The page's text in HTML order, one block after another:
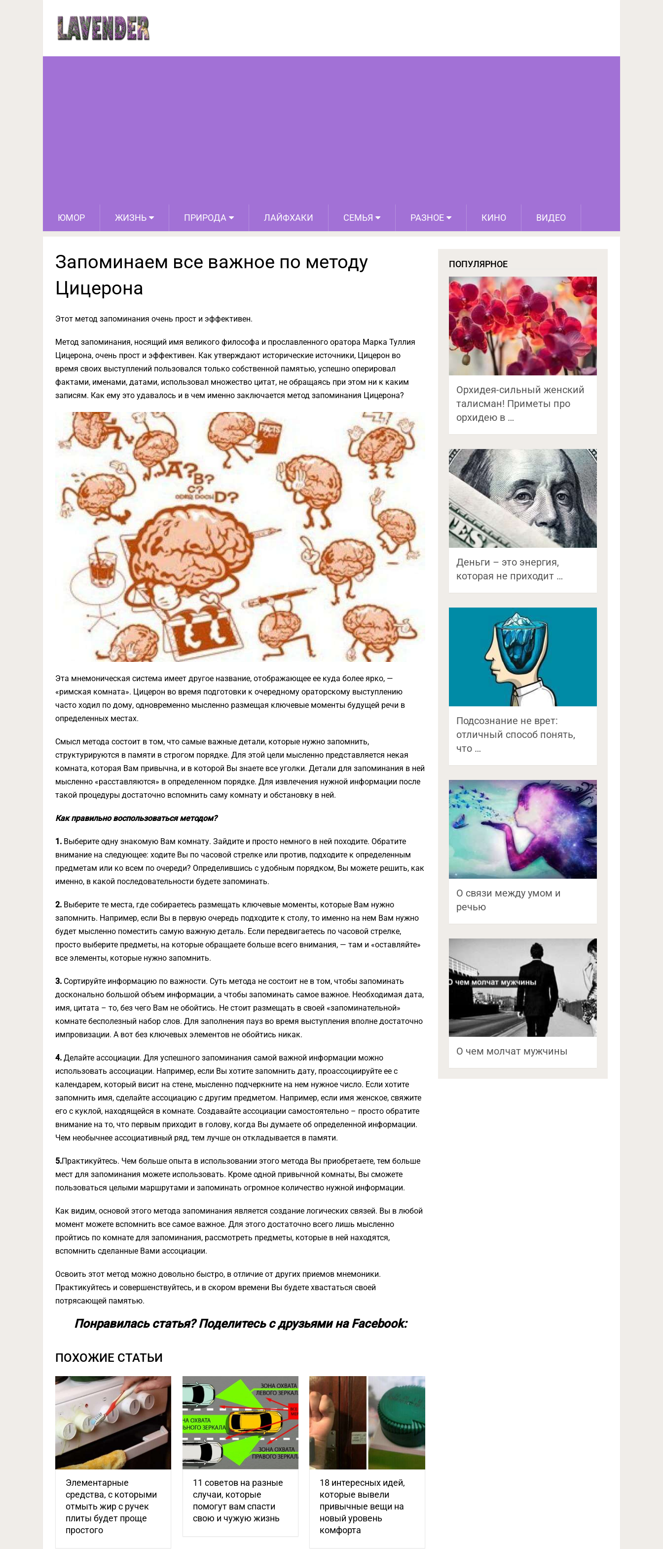
ЮМОР ЖИЗНЬ ПРИРОДА ЛАЙФХАКИ СЕМЬЯ РАЗНОЕ КИНО ВИДЕО
Запоминаем все важное по методу
Цицерона
Этот метод запоминания очень прост и эффективен.
Метод запоминания, носящий имя великого философа и прославленного оратора Марка Туллия
Цицерона, очень прост и эффективен. Как утверждают исторические источники, Цицерон во
время своих выступлений пользовался только собственной памятью, успешно оперировал
фактами, именами, датами, использовал множество цитат, не обращаясь при этом ни к каким
записям. Как ему это удавалось и в чем именно заключается метод запоминания Цицерона?
Эта мнемоническая система имеет другое название, отображающее ее куда более ярко, —
«римская комната». Цицерон во время подготовки к очередному ораторскому выступлению
часто ходил по дому, одновременно мысленно размещая ключевые моменты будущей речи в
определенных местах.
Смысл метода состоит в том, что самые важные детали, которые нужно запомнить,
структурируются в памяти в строгом порядке. Для этой цели мысленно представляется некая
комната, которая Вам привычна, и в которой Вы знаете все уголки. Детали для запоминания в ней
мысленно «расставляются» в определенном порядке. Для извлечения нужной информации после
такой процедуры достаточно вспомнить саму комнату и обстановку в ней.
Как правильно воспользоваться методом?
1. Выберите одну знакомую Вам комнату. Зайдите и просто немного в ней походите. Обратите
внимание на следующее: ходите Вы по часовой стрелке или против, подходите к определенным
предметам или ко всем по очереди? Определившись с удобным порядком, Вы можете решить, как
именно, в какой последовательности будете запоминать.
2. Выберите те места, где собираетесь размещать ключевые моменты, которые Вам нужно
запомнить. Например, если Вы в первую очередь подходите к столу, то именно на нем Вам нужно
будет мысленно поместить самую важную деталь. Если передвигаетесь по часовой стрелке,
просто выберите предметы, на которые обращаете больше всего внимания, — там и «оставляйте»
все элементы, которые нужно запомнить.
3. Сортируйте информацию по важности. Суть метода не состоит не в том, чтобы запоминать
досконально большой объем информации, а чтобы запоминать самое важное. Необходимая дата,
имя, цитата – то, без чего Вам не обойтись. Не стоит размещать в своей «запоминательной»
комнате бесполезный набор слов. Для заполнения пауз во время выступления вполне достаточно
импровизации. А вот без ключевых элементов не обойтись никак.
4. Делайте ассоциации. Для успешного запоминания самой важной информации можно
использовать ассоциации. Например, если Вы хотите запомнить дату, проассоциируйте ее с
календарем, который висит на стене, мысленно подчеркните на нем нужное число. Если хотите
запомнить имя, сделайте ассоциацию с другим предметом. Например, если имя женское, свяжите
его с куклой, находящейся в комнате. Создавайте ассоциации самостоятельно – просто обратите
внимание на то, что первым приходит в голову, когда Вы думаете об определенной информации.
Чем необычнее ассоциативный ряд, тем лучше он откладывается в памяти.
5.Практикуйтесь. Чем больше опыта в использовании этого метода Вы приобретаете, тем больше
мест для запоминания можете использовать. Кроме одной привычной комнаты, Вы сможете
пользоваться целыми маршрутами и запоминать огромное количество нужной информации.
Как видим, основой этого метода запоминания является создание логических связей. Вы в любой
момент можете вспомнить все самое важное. Для этого достаточно всего лишь мысленно
пройтись по комнате для запоминания, рассмотреть предметы, которые в ней находятся,
вспомнить сделанные Вами ассоциации.
Освоить этот метод можно довольно быстро, в отличие от других приемов мнемоники.
Практикуйтесь и совершенствуйтесь, и в скором времени Вы будете хвастаться своей
потрясающей памятью.
Понравилась статья? Поделитесь с друзьями на Facebook:
ПОХОЖИЕ СТАТЬИ
Элементарные
средства, с которыми
отмыть жир с ручек
плиты будет проще
простого
11 советов на разные
случаи, которые
помогут вам спасти
свою и чужую жизнь
18 интересных идей,
которые вывели
привычные вещи на
новый уровень
комфорта
ПОПУЛЯРНОЕ
Орхидея-сильный женский
талисман! Приметы про
орхидею в …
Деньги – это энергия,
которая не приходит …
Подсознание не врет:
отличный способ понять,
что …
О связи между умом и
речью
О чем молчат мужчины